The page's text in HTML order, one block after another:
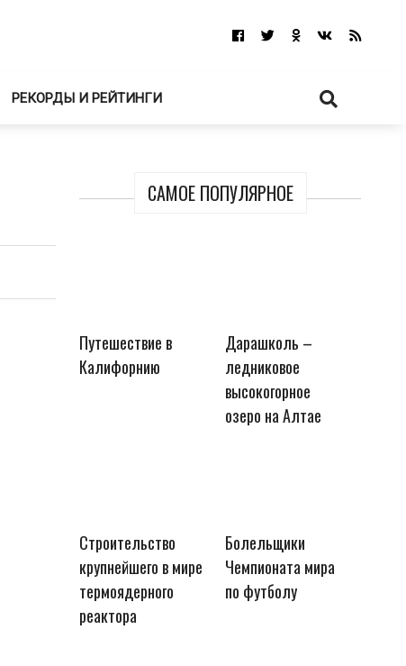
РЕКОРДЫ И РЕЙТИНГИ
САМОЕ ПОПУЛЯРНОЕ
Путешествие в
Калифорнию
Дарашколь –
ледниковое
высокогорное
озеро на Алтае
Строительство
крупнейшего в мире
термоядерного
реактора
Болельщики
Чемпионата мира
по футболу